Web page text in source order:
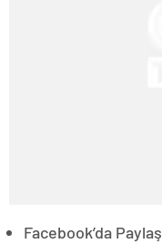
Facebook’da Paylaş